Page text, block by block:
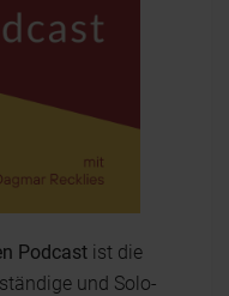
Podcast ist die
und Solo-